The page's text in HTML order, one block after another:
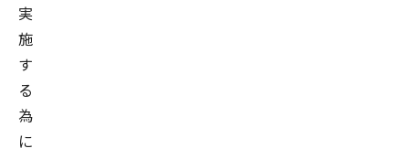
実
施
す
る
為
に